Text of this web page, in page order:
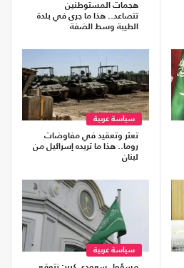
هجمات المستوطنين
تتصاعد.. هذا ما جرى في بلدة
الطيبة وسط الضفة
سياسة عربية
تعثر وتعقيد في مفاوضات
روما.. هذا ما تريده إسرائيل من
لبنان
سياسة عربية